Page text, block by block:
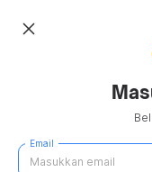
close
Email